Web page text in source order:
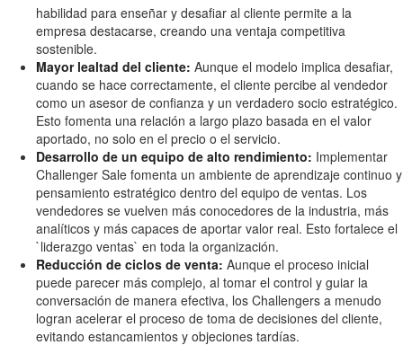
habilidad para enseñar y desafiar al cliente permite a la
empresa destacarse, creando una ventaja competitiva
sostenible.
Mayor lealtad del cliente: Aunque el modelo implica desafiar,
cuando se hace correctamente, el cliente percibe al vendedor
como un asesor de confianza y un verdadero socio estratégico.
Esto fomenta una relación a largo plazo basada en el valor
aportado, no solo en el precio o el servicio.
Desarrollo de un equipo de alto rendimiento: Implementar
Challenger Sale fomenta un ambiente de aprendizaje continuo y
pensamiento estratégico dentro del equipo de ventas. Los
vendedores se vuelven más conocedores de la industria, más
analíticos y más capaces de aportar valor real. Esto fortalece el
`liderazgo ventas` en toda la organización.
Reducción de ciclos de venta: Aunque el proceso inicial
puede parecer más complejo, al tomar el control y guiar la
conversación de manera efectiva, los Challengers a menudo
logran acelerar el proceso de toma de decisiones del cliente,
evitando estancamientos y objeciones tardías.